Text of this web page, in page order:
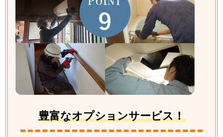
豊富なオプションサービス！